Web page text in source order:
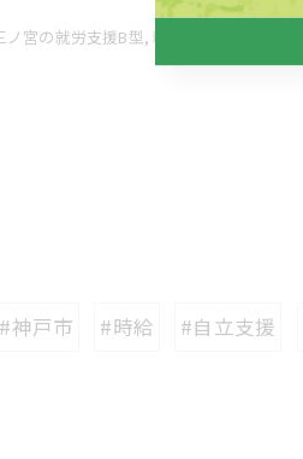
ノ宮の就労支援B型 精神障がい
#神戸市 #時給 #自立支援